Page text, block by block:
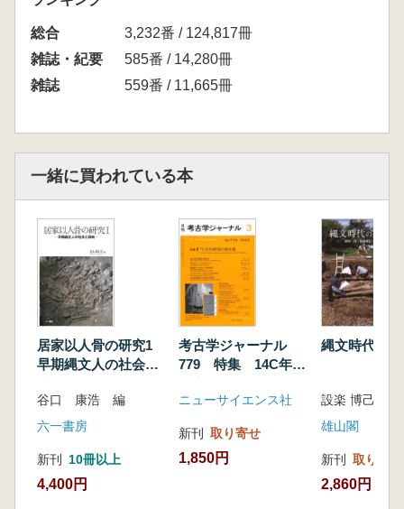
辰夫
■ 考古学史の散策〈47〉
文化財報道の昔と今/多可 政史
■ 報文
総合
3,232番 / 124,817冊
雑誌・紀要
585番 / 14,280冊
雑誌
559番 / 11,665冊
一緒に買われている本
居家以人骨の研究1
早期縄文人の社会と
谷口 康浩 編
六一書房
新刊 10冊以上
4,400円
考古学ジャーナル
779 特集 14C年代
ニューサイエンス社
新刊 取り寄せ
1,850円
縄文時代の
雄山閣
新刊 取り寄せ
2,860円